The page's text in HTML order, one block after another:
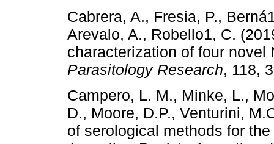
Cabrera, A., Fresia, P.,
Arevalo, A., Robello1, C.
characterization of four novel
Parasitology Research, 118,
Campero, L. M., Minke, L.,
D., Moore, D.P., Venturini,
of serological methods for